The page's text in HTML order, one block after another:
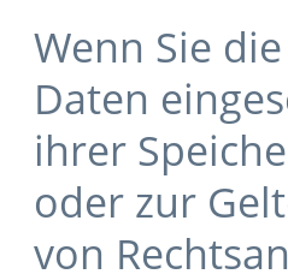
Wenn Sie
Daten
ihrer
oder zur
von